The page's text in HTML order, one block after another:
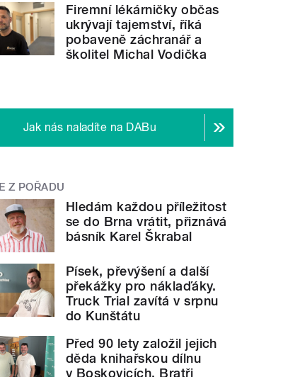
Firemní lékárničky občas
ukrývají tajemství, říká
pobaveně záchranář a
školitel Michal Vodička
Jak nás naladíte na DABu
Z POŘADU
Hledám každou příležitost
se do Brna vrátit, přiznává
básník Karel Škrabal
Písek, převýšení a další
překážky pro náklaďáky.
Truck Trial zavítá v srpnu
do Kunštátu
Před 90 lety založil jejich
děda knihařskou dílnu
v Boskovicích. Bratři